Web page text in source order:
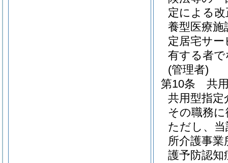
定による
養型医療施
定居宅サ
有する者
(管理者)
第10条
共
共用型指定
その職務
ただし、
所介護事
護予防認知